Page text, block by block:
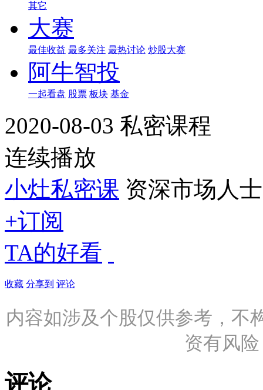
其它
大赛
最佳收益 最多关注 最热讨论 炒股大赛
阿牛智投
一起看盘 股票 板块 基金
2020-08-03 私密课程
连续播放
小灶私密课 资深市场人士
+订阅
TA的好看
收藏 分享到 评论
内容如涉及个股仅供参考，不
资有风
评论